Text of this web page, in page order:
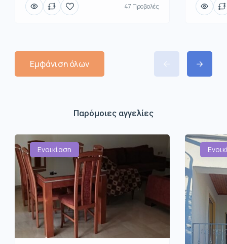
47 Προβολές
Εμφάνιση όλων
Παρόμοιες αγγελίες
Ενοικίαση